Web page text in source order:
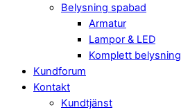
Belysning spabad
Armatur
Lampor & LED
Komplett belysning
Kundforum
Kontakt
Kundtjänst